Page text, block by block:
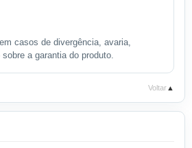
casos de divergência, avaria,
a garantia do produto.
Voltar ▲